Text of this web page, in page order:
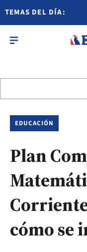
TEMAS DEL DÍA:
EDUCACIÓN
Plan
cómo se